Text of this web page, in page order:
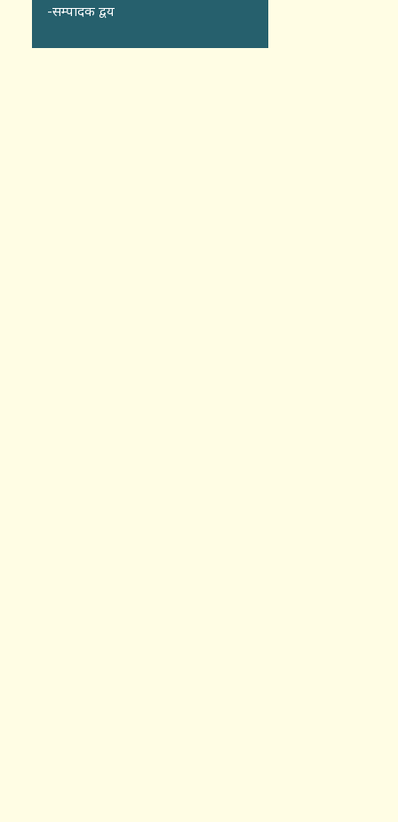
-सम्पादक द्वय